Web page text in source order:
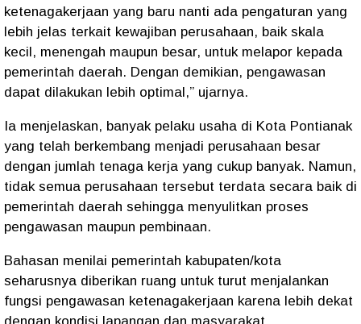
ketenagakerjaan yang baru nanti ada pengaturan yang
lebih jelas terkait kewajiban perusahaan, baik skala
kecil, menengah maupun besar, untuk melapor kepada
pemerintah daerah. Dengan demikian, pengawasan
dapat dilakukan lebih optimal,” ujarnya.
Ia menjelaskan, banyak pelaku usaha di Kota Pontianak
yang telah berkembang menjadi perusahaan besar
dengan jumlah tenaga kerja yang cukup banyak. Namun,
tidak semua perusahaan tersebut terdata secara baik di
pemerintah daerah sehingga menyulitkan proses
pengawasan maupun pembinaan.
Bahasan menilai pemerintah kabupaten/kota
seharusnya diberikan ruang untuk turut menjalankan
fungsi pengawasan ketenagakerjaan karena lebih dekat